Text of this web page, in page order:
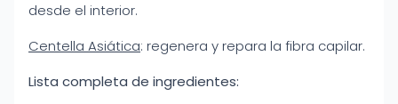
desde el interior.
Centella Asiática: regenera y repara la fibra capilar.
Lista completa de ingredientes: